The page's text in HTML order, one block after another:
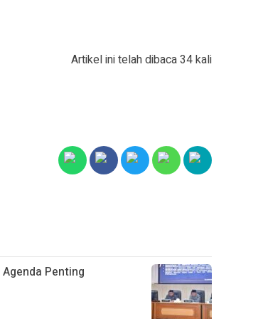
Artikel ini telah dibaca 34 kali
Penting